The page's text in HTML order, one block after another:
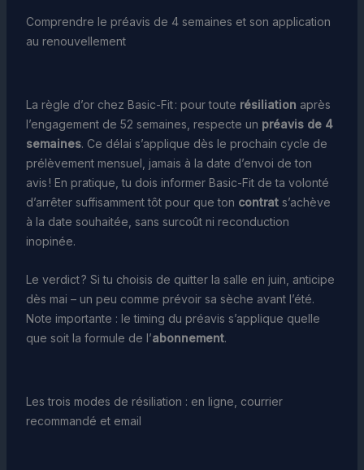
Comprendre le préavis de 4 semaines et son application
au renouvellement
La règle d’or chez Basic-Fit : pour toute résiliation après
l’engagement de 52 semaines, respecte un préavis de 4
semaines. Ce délai s’applique dès le prochain cycle de
prélèvement mensuel, jamais à la date d’envoi de ton
avis ! En pratique, tu dois informer Basic-Fit de ta volonté
d’arrêter suffisamment tôt pour que ton contrats’achève
à la date souhaitée, sans surcoût ni reconduction
inopinée.
Le verdict ? Si tu choisis de quitter la salle en juin, anticipe
dès mai – un peu comme prévoir sa sèche avant l’été.
Note importante : le timing du préavis s’applique quelle
que soit la formule de l’abonnement.
Les trois modes de résiliation : en ligne, courrier
recommandé et email